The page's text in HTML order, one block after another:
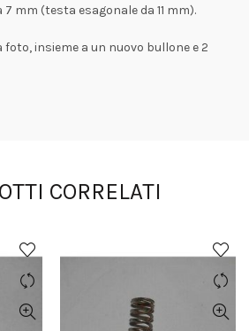
mm (testa esagonale da 11 mm).
insieme a un nuovo bullone e 2
CORRELATI